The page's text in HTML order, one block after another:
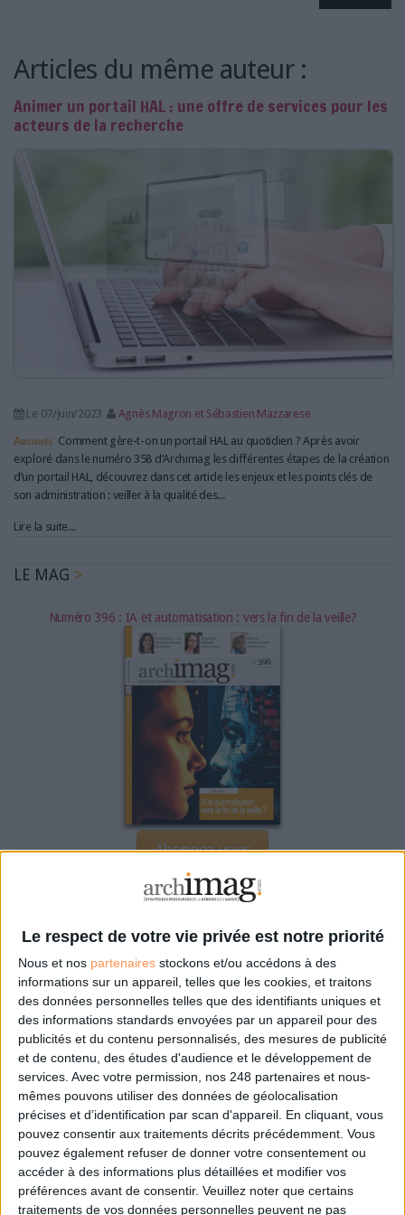
Le respect de votre vie privée est notre priorité
Nous et nos partenaires stockons et/ou accédons à des
informations sur un appareil, telles que les cookies, et traitons
des données personnelles telles que des identifiants uniques et
des informations standards envoyées par un appareil pour des
publicités et du contenu personnalisés, des mesures de publicité
et de contenu, des études d'audience et le développement de
services. Avec votre permission, nos 248 partenaires et nous-
mêmes pouvons utiliser des données de géolocalisation
précises et d’identification par scan d'appareil. En cliquant, vous
pouvez consentir aux traitements décrits précédemment. Vous
pouvez également refuser de donner votre consentement ou
accéder à des informations plus détaillées et modifier vos
préférences avant de consentir. Veuillez noter que certains
traitements de vos données personnelles peuvent ne pas
L'ESPACE EMPLOI
L'AGENDA
L'ANNUAIRE DES ACTEURS
LES LIVRES BLANCS
NOS OFFRES D'ABONNEMENTS
Articles du même auteur :
Animer un portail HAL : une offre de services pour les
acteurs de la recherche
Le 07/juin/2023
Agnès Magron et Sébastien Mazzarese
Abonnés Comment gère-t-on un portail HAL au quotidien ? Après avoir
exploré dans le numéro 358 d’Archimag les différentes étapes de la création
d’un portail HAL, découvrez dans cet article les enjeux et les points clés de
son administration : veiller à la qualité des...
Lire la suite...
LE MAG
Numéro 396 : IA et automatisation : vers la fin de la veille?
Abonnez-vous
Twitter
Linkedin
RSS
LA BOUTIQUE
Les derniers mags :
IA et automatisation : vers la fin de la veille?
Bibliothèques : comment survivre face aux pressions?